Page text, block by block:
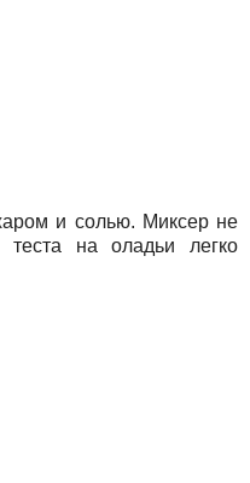
и солью. Миксер не
на оладьи легко